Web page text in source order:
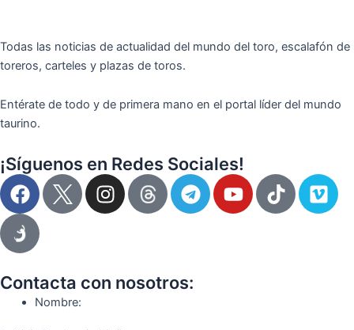
Todas las noticias de actualidad del mundo del toro, escalafón de
toreros, carteles y plazas de toros.
Entérate de todo y de primera mano en el portal líder del mundo
taurino.
¡Síguenos en Redes Sociales!
F
a
c
e
o
o
I
n
g
T
e
r
Y
o
T
i
V
i
Contacta con nosotros:
Nombre: